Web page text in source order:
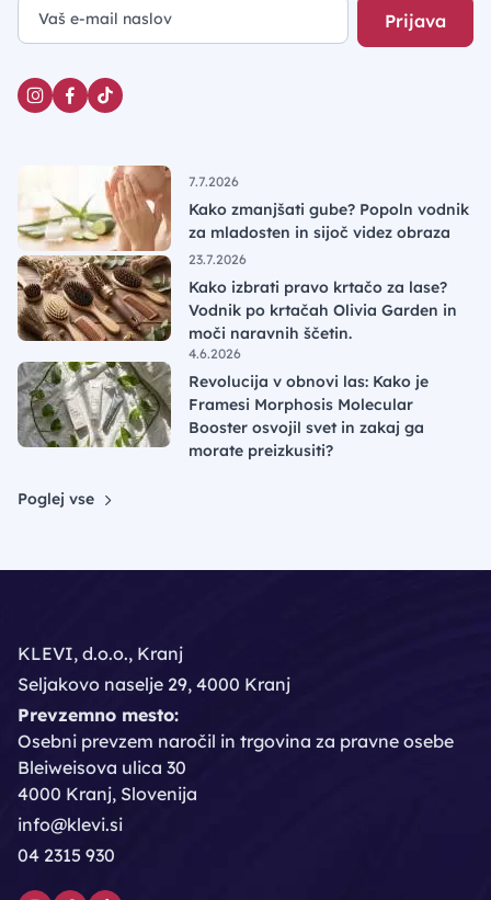
Prijava
7.7.2026
Kako zmanjšati gube? Popoln vodnik
za mladosten in sijoč videz obraza
23.7.2026
Kako izbrati pravo krtačo za lase?
Vodnik po krtačah Olivia Garden in
moči naravnih ščetin.
4.6.2026
Revolucija v obnovi las: Kako je
Framesi Morphosis Molecular
Booster osvojil svet in zakaj ga
morate preizkusiti?
Poglej vse
KLEVI, d.o.o., Kranj
Seljakovo naselje 29, 4000 Kranj
Prevzemno mesto:
Osebni prevzem naročil in trgovina za pravne osebe
Bleiweisova ulica 30
4000 Kranj, Slovenija
info@klevi.si
04 2315 930